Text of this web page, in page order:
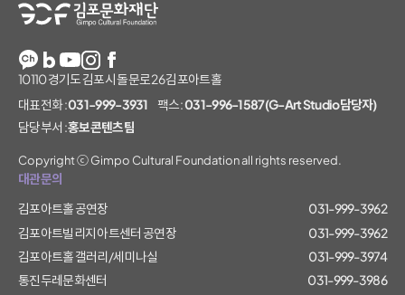
10110 경기도 김포시 돌문로 26 김포아트홀
대표전화 :031-999-3931 팩스 :031-996-1587(G-Art Studio담당자)
담당부서 :홍보콘텐츠팀
Copyright ⓒ Gimpo Cultural Foundation all rights reserved.
대관문의
김포아트홀 공연장
031-999-3962
김포아트빌리지 아트센터 공연장
031-999-3962
김포아트홀 갤러리/세미나실
031-999-3974
통진두레문화센터
031-999-3986